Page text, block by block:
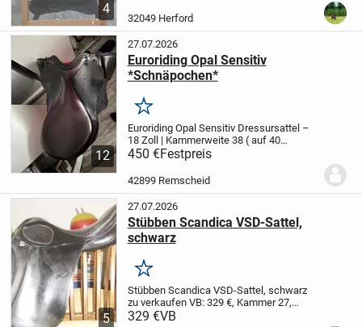
4
vorhanden. Da die neue EU-Richtlinie...
32049 Herford
12
27.07.2026
Euroriding Opal Sensitiv
*Schnäpochen*
Merken
Euroriding Opal Sensitiv Dressursattel –
18 Zoll | Kammerweite 38 ( auf 40
veränderbar) Ich verkaufe meinen
gepflegten Euroriding Opal Sensitiv
Dressursattel in der Farbe Schwarz.
450 €Festpreis
42899 Remscheid
5
27.07.2026
Stübben Scandica VSD-Sattel,
schwarz
Merken
Stübben Scandica VSD-Sattel, schwarz
zu verkaufen VB: 329 €, Kammer 27,
Sitzfläche 17,5 Zoll
329 €VB